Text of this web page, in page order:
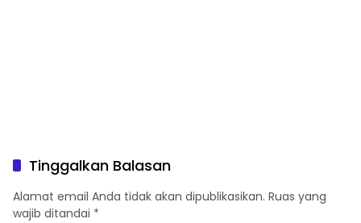
Tinggalkan Balasan
Alamat email Anda tidak akan dipublikasikan. Ruas yang
wajib ditandai *